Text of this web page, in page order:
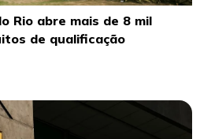
Rio abre mais de 8 mil
de qualificação